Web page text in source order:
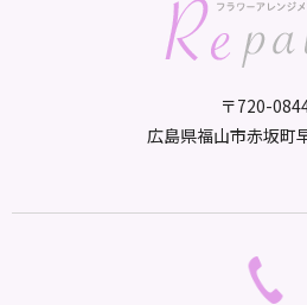
〒720-
広島県福山市赤坂町